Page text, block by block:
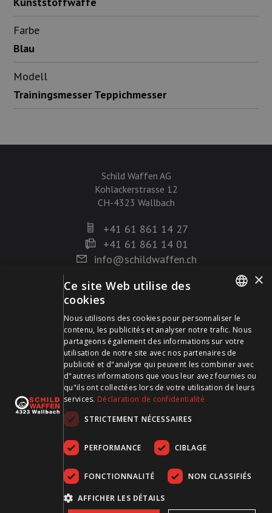
Farbe
Blau
Modell
Trainingsmesser Teppichmesser
Schild Waffen AG
Kohlackerstrasse 12
CH-4323 Wallbach
+41 61 861 14 27
+41 61 861 14 01
info@schildwaffen.ch
Mode de paiement
Visitez-nous sur les médias sociaux et restez à jour !
FRENCH
×
Ce site Web utilise des
cookies
Nous utilisons des cookies pour personnaliser le
contenu, les publicités et analyser notre trafic. Nous
partageons également des informations sur votre
utilisation de notre site avec nos partenaires de
publicité et d"analyse qui peuvent les combiner avec
d"autres informations que vous leur avez fournies ou
qu"ils ont collectées lors de votre utilisation de leurs
services. Déclaration de confidentialité
STRICTEMENT NÉCESSAIRES
PERFORMANCE CIBLAGE
FONCTIONNALITÉ NON CLASSIFIÉS
AFFICHER LES DÉTAILS